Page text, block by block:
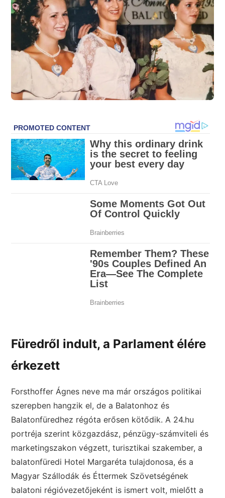
Füredről indult, a Parlament élére
érkezett
Forsthoffer Ágnes neve ma már országos politikai
szerepben hangzik el, de a Balatonhoz és
Balatonfüredhez régóta erősen kötődik. A 24.hu
portréja szerint közgazdász, pénzügy-számviteli és
marketingszakon végzett, turisztikai szakember, a
balatonfüredi Hotel Margaréta tulajdonosa, és a
Magyar Szállodák és Éttermek Szövetségének
balatoni régióvezetőjeként is ismert volt, mielőtt a